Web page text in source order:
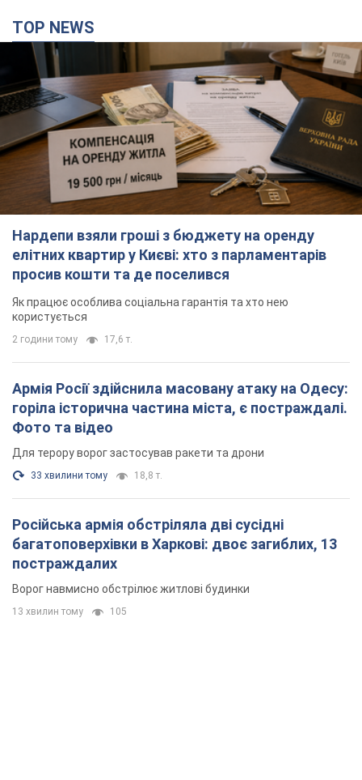
TOP NEWS
Нардепи взяли гроші з бюджету на оренду
елітних квартир у Києві: хто з парламентарів
просив кошти та де поселився
Як працює особлива соціальна гарантія та хто нею
користується
2 години тому 17,6 т.
Армія Росії здійснила масовану атаку на Одесу:
горіла історична частина міста, є постраждалі.
Фото та відео
Для терору ворог застосував ракети та дрони
33 хвилини тому 18,8 т.
Російська армія обстріляла дві сусідні
багатоповерхівки в Харкові: двоє загиблих, 13
постраждалих
Ворог навмисно обстрілює житлові будинки
13 хвилин тому 105